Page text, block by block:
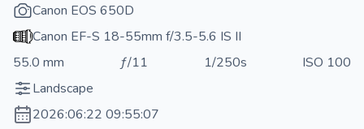
Canon EOS 650D
Canon EF-S 18-55mm f/3.5-5.6 IS II
55.0 mm
ƒ/11 1/250s
ISO 100
Landscape
2026:06:22 09:55:07